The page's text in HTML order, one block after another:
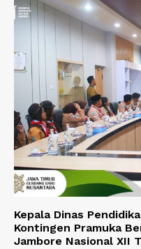
Kepala Dinas
Kontingen Pramuka
Jambore Nasional XII